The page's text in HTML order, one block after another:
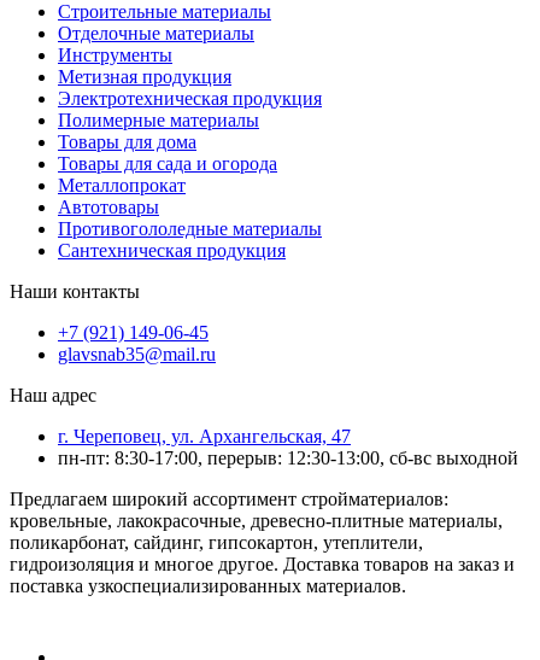
Строительные материалы
Отделочные материалы
Инструменты
Метизная продукция
Электротехническая продукция
Полимерные материалы
Товары для дома
Товары для сада и огорода
Металлопрокат
Автотовары
Противогололедные материалы
Сантехническая продукция
Наши контакты
+7 (921) 149-06-45
glavsnab35@mail.ru
Наш адрес
г. Череповец, ул. Архангельская, 47
пн-пт: 8:30-17:00, перерыв: 12:30-13:00, сб-вс выходной
Предлагаем широкий ассортимент стройматериалов:
кровельные, лакокрасочные, древесно-плитные материалы,
поликарбонат, сайдинг, гипсокартон, утеплители,
гидроизоляция и многое другое. Доставка товаров на заказ и
поставка узкоспециализированных материалов.